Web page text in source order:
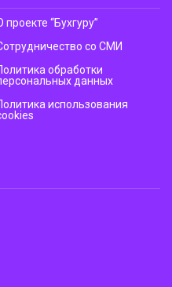
проекте “Бухгуру”
со СМИ
обработки
данных
использования